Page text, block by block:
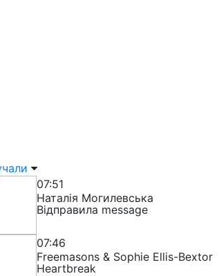
07:51
Наталія Могилевська
Відправила message
07:46
Freemasons & Sophie Ellis-Bextor
Heartbreak